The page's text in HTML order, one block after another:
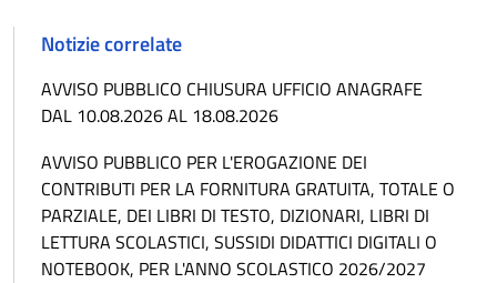
Notizie correlate
AVVISO PUBBLICO CHIUSURA UFFICIO ANAGRAFE
DAL 10.08.2026 AL 18.08.2026
AVVISO PUBBLICO PER L'EROGAZIONE DEI
CONTRIBUTI PER LA FORNITURA GRATUITA, TOTALE O
PARZIALE, DEI LIBRI DI TESTO, DIZIONARI, LIBRI DI
LETTURA SCOLASTICI, SUSSIDI DIDATTICI DIGITALI O
NOTEBOOK, PER L'ANNO SCOLASTICO 2026/2027